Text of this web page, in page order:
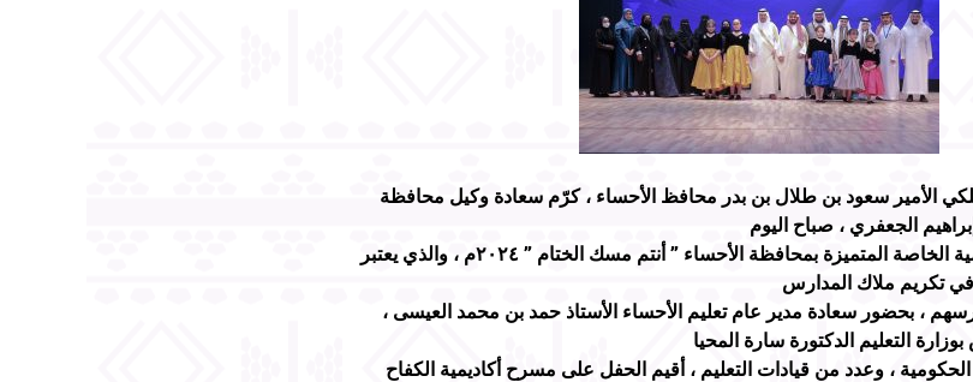
الأمير سعود بن طلال بن بدر محافظ الأحساء ، كرّم سعادة وكيل محافظة
الجعفري ، صباح اليوم
” الأحد ” المنشآت التعليمية الخاصة المتميزة بمحافظة الأحساء ” أنتم مسك الختام ” ٢٠٢٤م ، والذي يعتبر
تكريم ملاك المدارس
، بحضور سعادة مدير عام تعليم الأحساء الأستاذ حمد بن محمد العيسى ،
التعليم الدكتورة سارة المحيا
، وعدد من قيادات التعليم ، أقيم الحفل على مسرح أكاديمية الكفاح